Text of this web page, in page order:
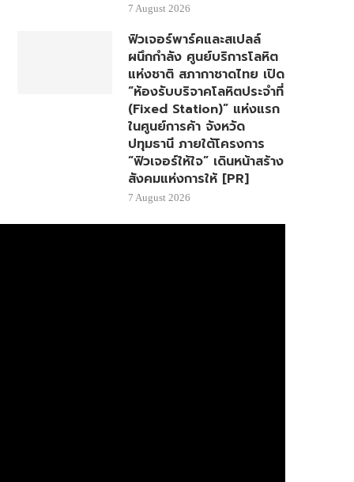
7 August 2026
ฟิวเจอร์พาร์คและสเปลล์
ผนึกกำลัง ศูนย์บริการโลหิต
แห่งชาติ สภากาชาดไทย เปิด
“ห้องรับบริจาคโลหิตประจำที่
(Fixed Station)” แห่งแรก
ในศูนย์การค้า จังหวัด
ปทุมธานี ภายใต้โครงการ
“ฟิวเจอร์ให้ใจ” เดินหน้าสร้าง
สังคมแห่งการให้ [PR]
7 August 2026